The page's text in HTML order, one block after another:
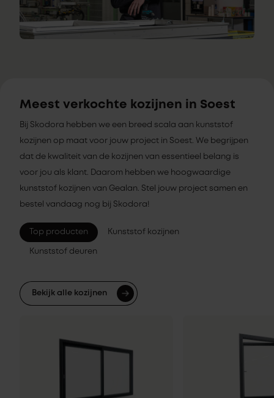
Meest verkochte kozijnen in Soest
Bij Skodora hebben we een breed scala aan kunststof
kozijnen op maat voor jouw project in Soest. We begrijpen
dat de kwaliteit van de kozijnen van essentieel belang is
voor jou als klant. Daarom hebben we hoogwaardige
kunststof kozijnen van Gealan. Stel jouw project samen en
bestel vandaag nog bij Skodora!
Top producten Kunststof kozijnen
Kunststof deuren
Bekijk alle kozijnen